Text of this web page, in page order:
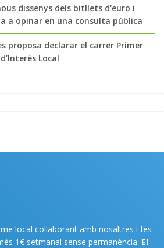
dissenys dels bitllets d'euro i
a opinar en una consulta pública
proposa declarar el carrer Primer
Local
local col·laborant amb nosaltres i fes-
1€ setmanal sense permanència. El